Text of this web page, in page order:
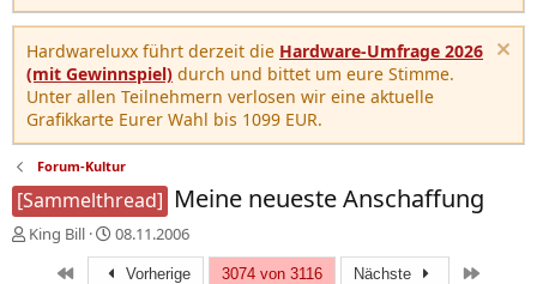
Hardwareluxx führt derzeit die Hardware-Umfrage 2026
(mit Gewinnspiel) durch und bittet um eure Stimme.
Unter allen Teilnehmern verlosen wir eine aktuelle
Grafikkarte Eurer Wahl bis 1099 EUR.
Forum-Kultur
[Sammelthread] Meine neueste Anschaffung
E
King Bill
E
r
08.11.2006
Erste Vorherige 3074 von 3116 Nächste